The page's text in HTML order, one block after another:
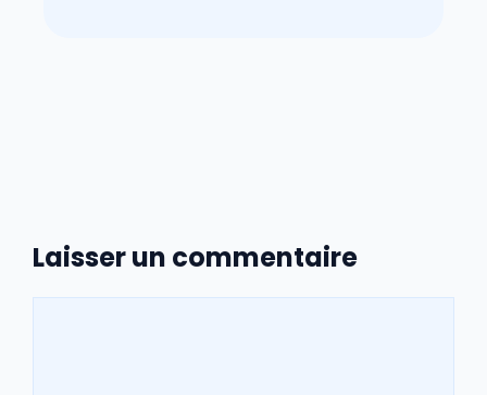
Laisser un commentaire